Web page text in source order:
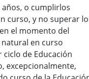
o cumplirlos
curso, y no superar
el momento del
en curso
de Educación
excepcionalmente,